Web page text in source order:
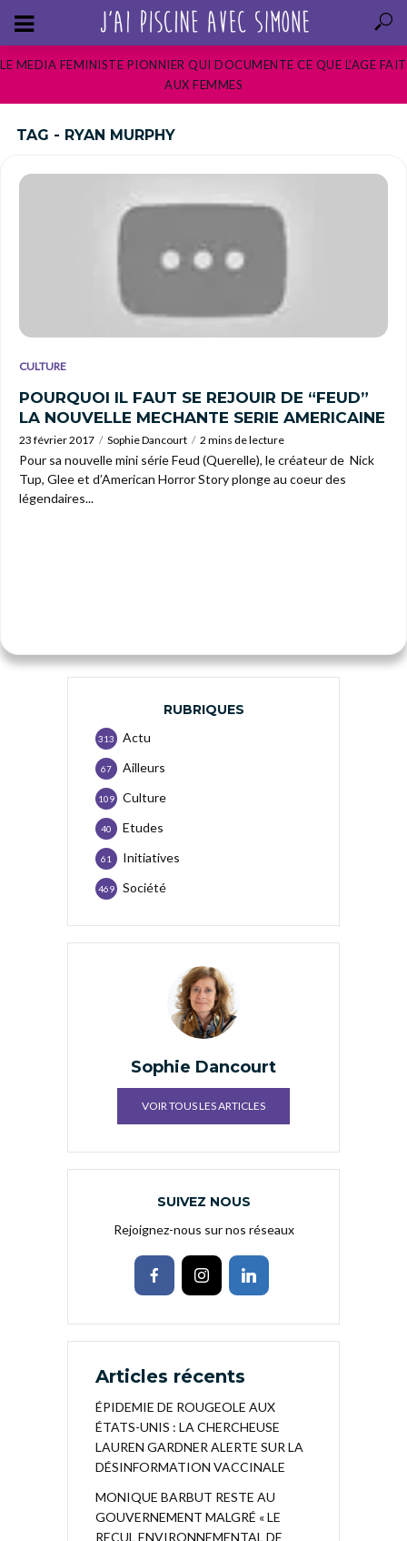
LE MEDIA FEMINISTE PIONNIER QUI DOCUMENTE CE QUE L’AGE FAIT
AUX FEMMES
TAG - RYAN MURPHY
CULTURE
POURQUOI IL FAUT SE REJOUIR DE “FEUD”
LA NOUVELLE MECHANTE SERIE AMERICAINE
23 février 2017 Sophie Dancourt 2 mins de lecture
Pour sa nouvelle mini série Feud (Querelle), le créateur de Nick
Tup, Glee et d’American Horror Story plonge au coeur des
légendaires...
RUBRIQUES
Actu
313
Ailleurs
67
Culture
109
Etudes
40
Initiatives
61
Société
469
Sophie Dancourt
VOIR TOUS LES ARTICLES
SUIVEZ NOUS
Rejoignez-nous sur nos réseaux
Articles récents
ÉPIDEMIE DE ROUGEOLE AUX
ÉTATS-UNIS : LA CHERCHEUSE
LAUREN GARDNER ALERTE SUR LA
DÉSINFORMATION VACCINALE
MONIQUE BARBUT RESTE AU
GOUVERNEMENT MALGRÉ « LE
RECUL ENVIRONNEMENTAL DE